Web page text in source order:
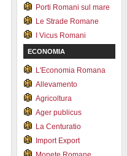
Porti Romani sul mare
Le Strade Romane
I Vicus Romani
ECONOMIA
L'Economia Romana
Allevamento
Agricoltura
Ager publicus
La Centuratio
Import Export